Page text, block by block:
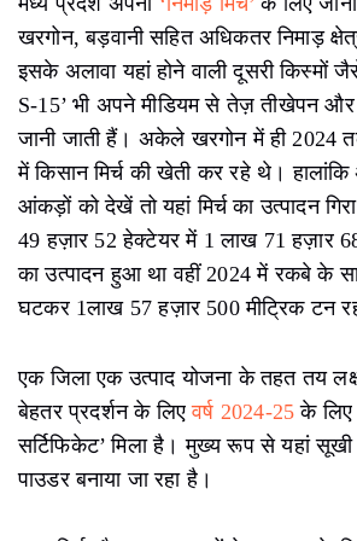
पाउडर बनाया जा रहा है।
मगर मिर्च और तमाम फसलों के उत्पादन के
ऐसे में खरगोन के किसानों का कहना है कि
बीच भूजल पर निर्भर रखना जोखिम भरा है।
से नदी-नालों में पर्याप्त पानी दिया जाना
से उपजे सूखे की भरपाई की जा सके।
भारत में स्वतंत्र पर्यावरण पत्रकारिता को
ग्राउंड रिपोर्ट को आर्थिक सहयोग करें।
यह भी पढ़ें
एफपीओ: साथ आए तो बढ़ी आमदनी, मिलकर